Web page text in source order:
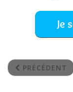
PRÉCÉDENT